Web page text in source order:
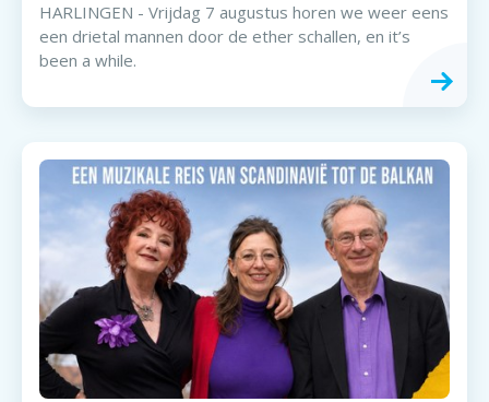
HARLINGEN - Vrijdag 7 augustus horen we weer eens
een drietal mannen door de ether schallen, en it’s
been a while.